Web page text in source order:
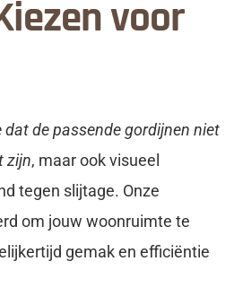
voor
dat de passende gordijnen niet
zijn, maar ook visueel
tegen slijtage. Onze
om jouw woonruimte te
gemak en efficiëntie